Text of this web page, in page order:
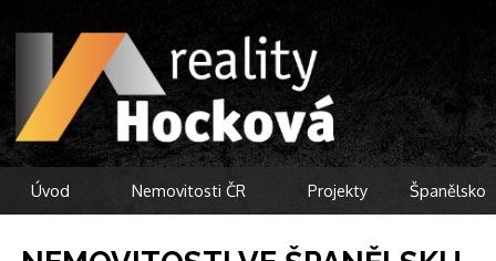
Úvod Nemovitosti ČR Projekty Španělsko